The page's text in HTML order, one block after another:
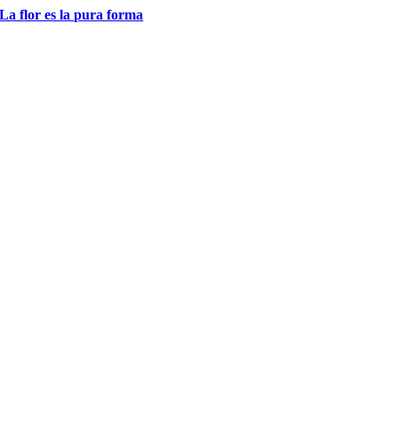
La flor es la pura forma